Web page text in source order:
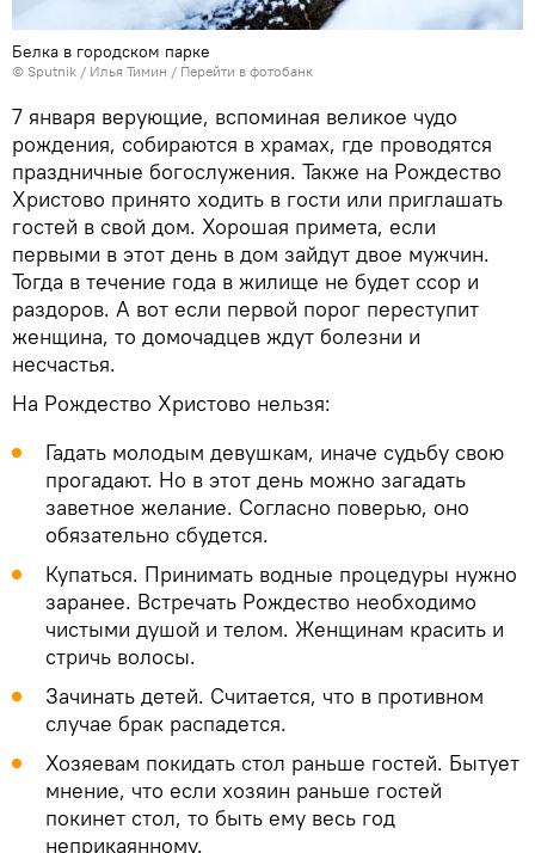
Белка в городском парке
© Sputnik / Илья Тимин / Перейти в фотобанк
7 января верующие, вспоминая великое чудо
рождения, собираются в храмах, где проводятся
праздничные богослужения. Также на Рождество
Христово принято ходить в гости или приглашать
гостей в свой дом. Хорошая примета, если
первыми в этот день в дом зайдут двое мужчин.
Тогда в течение года в жилище не будет ссор и
раздоров. А вот если первой порог переступит
женщина, то домочадцев ждут болезни и
несчастья.
На Рождество Христово нельзя:
Гадать молодым девушкам, иначе судьбу свою
прогадают. Но в этот день можно загадать
заветное желание. Согласно поверью, оно
обязательно сбудется.
Купаться. Принимать водные процедуры нужно
заранее. Встречать Рождество необходимо
чистыми душой и телом. Женщинам красить и
стричь волосы.
Зачинать детей. Считается, что в противном
случае брак распадется.
Хозяевам покидать стол раньше гостей. Бытует
мнение, что если хозяин раньше гостей
покинет стол, то быть ему весь год
неприкаянному.